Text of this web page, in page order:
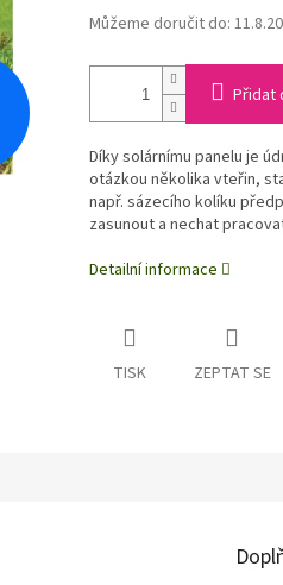
Můžeme doručit do:
Přidat
Díky solárnímu panelu je
otázkou několika vteřin,
např. sázecího kolíku
zasunout a nechat
Detailní informace
TISK ZEPTAT SE